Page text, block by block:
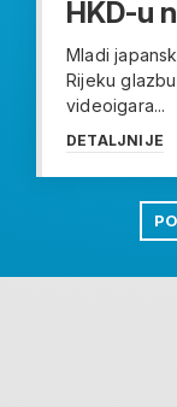
HKD-u
Mladi
Rijeku
videoigara...
DETALJNIJE